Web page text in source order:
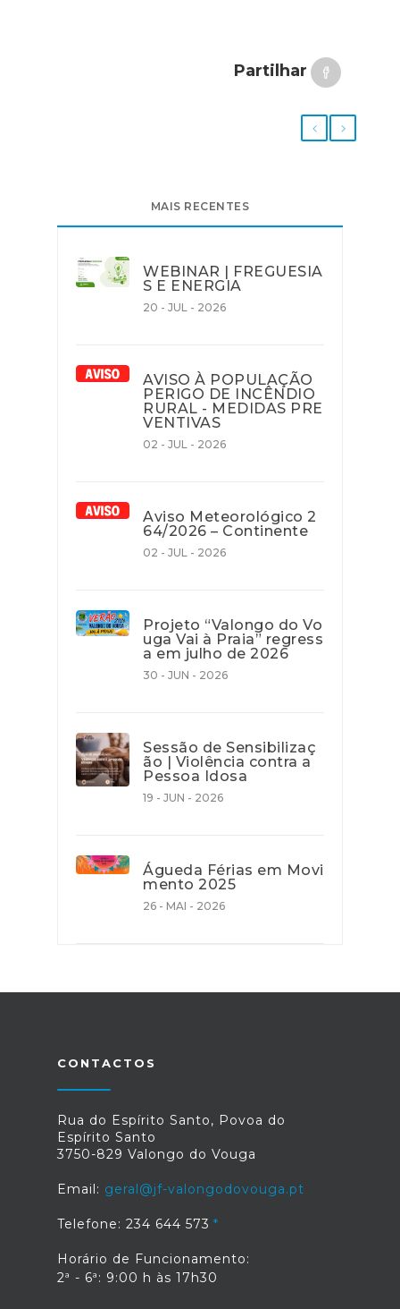
Partilhar
MAIS RECENTES
WEBINAR | FREGUESIA
S E ENERGIA
20 - JUL - 2026
AVISO À POPULAÇÃO
PERIGO DE INCÊNDIO
RURAL - MEDIDAS PRE
VENTIVAS
02 - JUL - 2026
Aviso Meteorológico 2
64/2026 – Continente
02 - JUL - 2026
Projeto “Valongo do Vo
uga Vai à Praia” regress
a em julho de 2026
30 - JUN - 2026
Sessão de Sensibilizaç
ão | Violência contra a
Pessoa Idosa
19 - JUN - 2026
Águeda Férias em Movi
mento 2025
26 - MAI - 2026
CONTACTOS
Rua do Espírito Santo, Povoa do
Espírito Santo
3750-829 Valongo do Vouga
Email: geral@jf-valongodovouga.pt
Telefone: 234 644 573
Horário de Funcionamento:
2ª - 6ª: 9:00 h às 17h30